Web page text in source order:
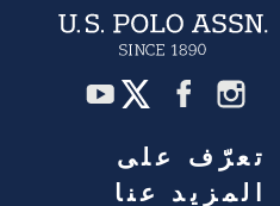
تعرّف على
المزيد عنا